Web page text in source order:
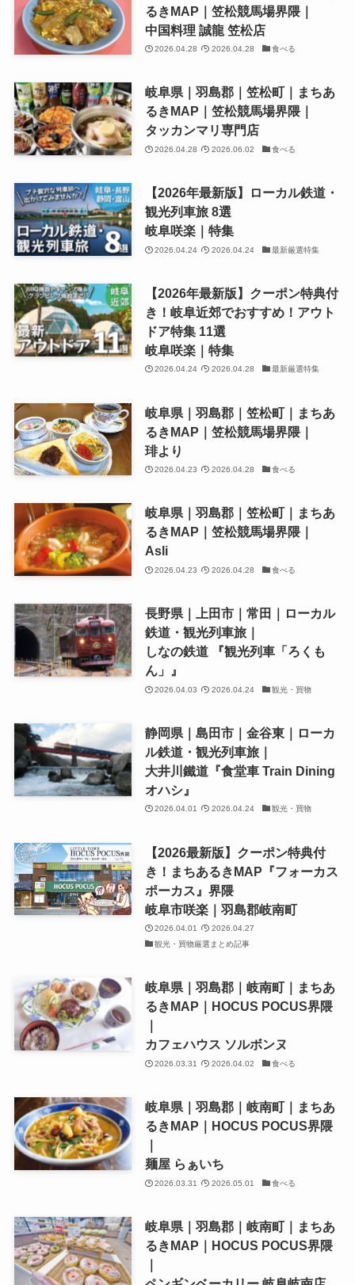
るきMAP｜笠松競馬場界隈｜
中国料理 誠龍 笠松店
2026.04.28 2026.04.28 食べる
岐阜県｜羽島郡｜笠松町｜まちあ
るきMAP｜笠松競馬場界隈｜
タッカンマリ専門店
2026.04.28 2026.06.02 食べる
【2026年最新版】ローカル鉄道・
観光列車旅 8選
岐阜咲楽｜特集
2026.04.24 2026.04.24 最新厳選特集
【2026年最新版】クーポン特典付
き！岐阜近郊でおすすめ！アウト
ドア特集 11選
岐阜咲楽｜特集
2026.04.24 2026.04.28 最新厳選特集
岐阜県｜羽島郡｜笠松町｜まちあ
るきMAP｜笠松競馬場界隈｜
琲より
2026.04.23 2026.04.28 食べる
岐阜県｜羽島郡｜笠松町｜まちあ
るきMAP｜笠松競馬場界隈｜
Asli
2026.04.23 2026.04.28 食べる
長野県｜上田市｜常田｜ローカル
鉄道・観光列車旅｜
しなの鉄道 『観光列車「ろくも
ん」』
2026.04.03 2026.04.24 観光・買物
静岡県｜島田市｜金谷東｜ローカ
ル鉄道・観光列車旅｜
大井川鐵道『食堂車 Train Dining
オハシ』
2026.04.01 2026.04.24 観光・買物
【2026最新版】クーポン特典付
き！まちあるきMAP『フォーカス
ポーカス』界隈
岐阜市咲楽｜羽島郡岐南町
2026.04.01
2026.04.27
観光・買物厳選まとめ記事
岐阜県｜羽島郡｜岐南町｜まちあ
るきMAP｜HOCUS POCUS界隈
カフェハウス ソルボンヌ
2026.03.31 2026.04.02 食べる
岐阜県｜羽島郡｜岐南町｜まちあ
るきMAP｜HOCUS POCUS界隈
｜
麺屋 らぁいち
2026.03.31 2026.05.01 食べる
岐阜県｜羽島郡｜岐南町｜まちあ
るきMAP｜HOCUS POCUS界隈
｜